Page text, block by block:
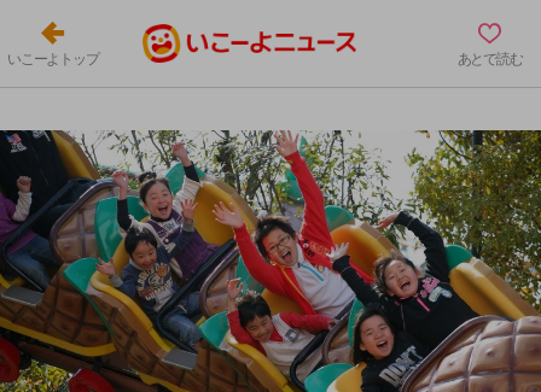
いこーよトップ あとで読む